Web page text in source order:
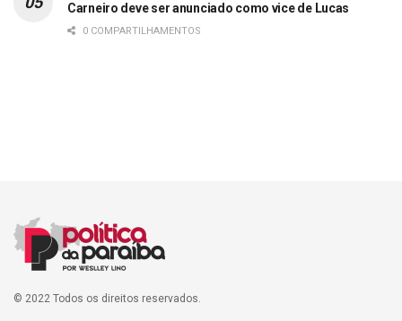
Carneiro deve ser anunciado como vice de Lucas
0 COMPARTILHAMENTOS
© 2022 Todos os direitos reservados.